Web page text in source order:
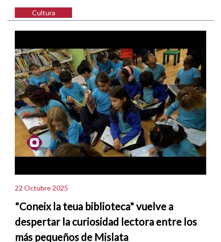
Cultura
22 Octubre 2025
"Coneix la teua biblioteca" vuelve a
despertar la curiosidad lectora entre los
más pequeños de Mislata